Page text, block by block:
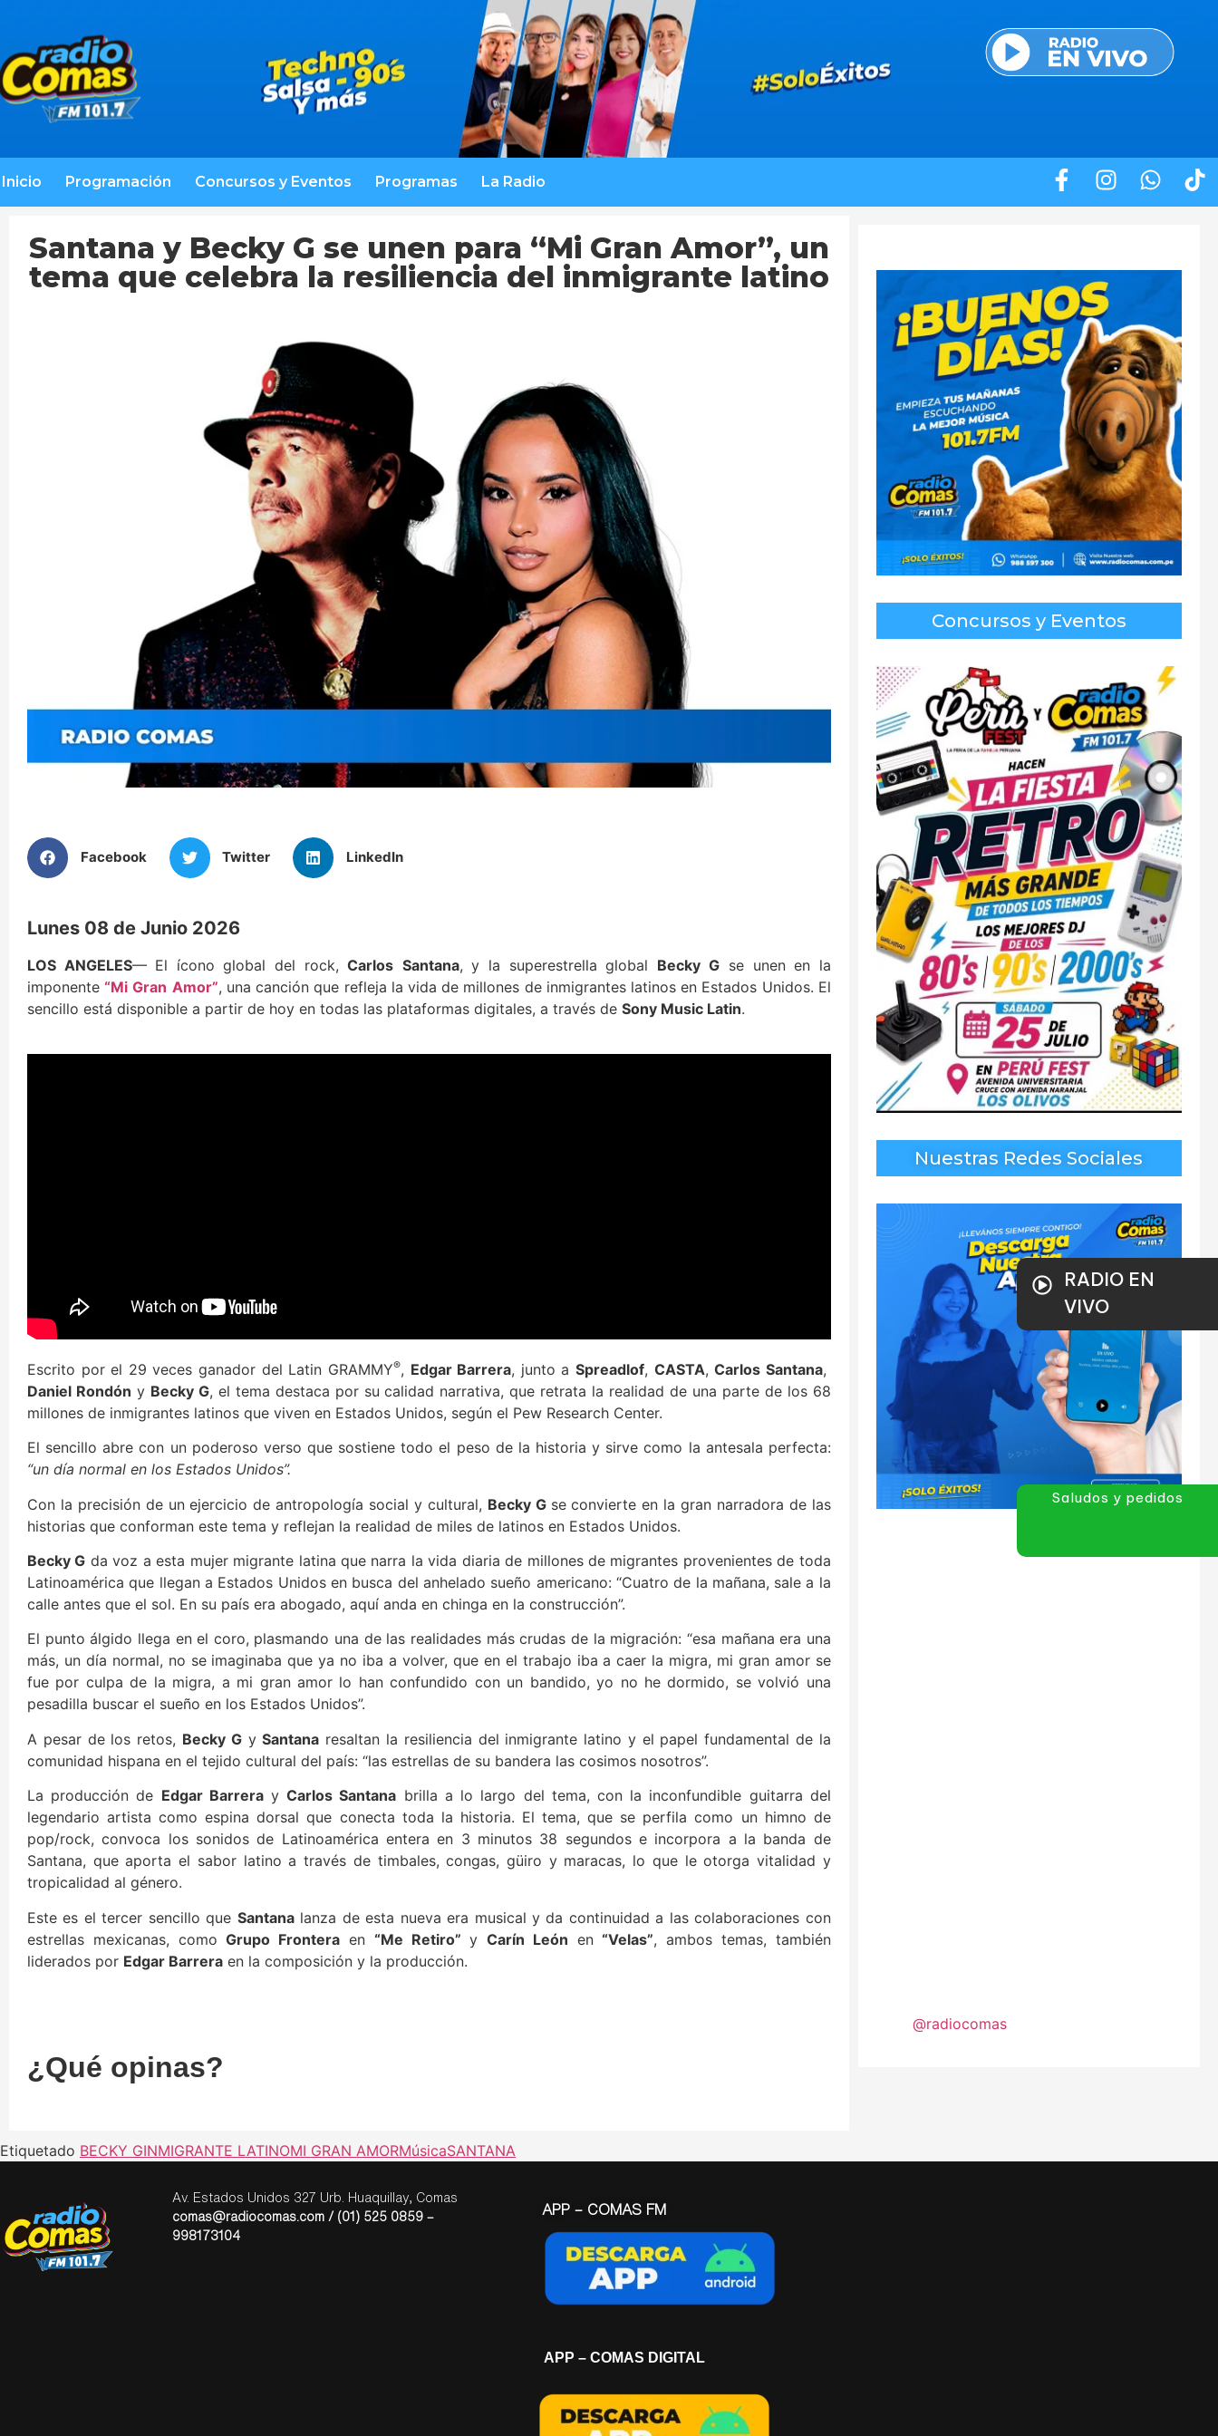
Inicio Programación Concursos y Eventos Programas La Radio
Santana y Becky G se unen para “Mi Gran Amor”, un
tema que celebra la resiliencia del inmigrante latino
Facebook Twitter LinkedIn
Lunes 08 de Junio 2026
LOS ANGELES— El ícono global del rock,Carlos Santana, y la superestrella global Becky G se unen en la
imponente“Mi Gran Amor”, una canción que refleja la vida de millones de inmigrantes latinos en Estados Unidos. El
sencillo está disponible a partir de hoy en todas las plataformas digitales, a través de Sony Music Latin.
Escrito por el 29 veces ganador del Latin GRAMMY®, Edgar Barrera, junto a Spreadlof, CASTA,Carlos Santana,
Daniel Rondón y Becky G, el tema destaca por su calidad narrativa, que retrata la realidad de una parte de los 68
millones de inmigrantes latinos que viven en Estados Unidos, según el Pew Research Center.
El sencillo abre con un poderoso verso que sostiene todo el peso de la historia y sirve como la antesala perfecta:
“un día normal en los Estados Unidos”.
Con la precisión de un ejercicio de antropología social y cultural, Becky G se convierte en la gran narradora de las
historias que conforman este tema y reflejan la realidad de miles de latinos en Estados Unidos.
Becky G da voz a esta mujer migrante latina que narra la vida diaria de millones de migrantes provenientes de toda
Latinoamérica que llegan a Estados Unidos en busca del anhelado sueño americano: “Cuatro de la mañana, sale a la
calle antes que el sol. En su país era abogado, aquí anda en chinga en la construcción”.
El punto álgido llega en el coro, plasmando una de las realidades más crudas de la migración: “esa mañana era una
más, un día normal, no se imaginaba que ya no iba a volver, que en el trabajo iba a caer la migra, mi gran amor se
fue por culpa de la migra, a mi gran amor lo han confundido con un bandido, yo no he dormido, se volvió una
pesadilla buscar el sueño en los Estados Unidos”.
A pesar de los retos, Becky GySantana resaltan la resiliencia del inmigrante latino y el papel fundamental de la
comunidad hispana en el tejido cultural del país: “las estrellas de su bandera las cosimos nosotros”.
La producción de Edgar BarrerayCarlos Santana brilla a lo largo del tema, con la inconfundible guitarra del
legendario artista como espina dorsal que conecta toda la historia. El tema, que se perfila como un himno de
pop/rock, convoca los sonidos de Latinoamérica entera en 3 minutos 38 segundos e incorpora a la banda de
Santana, que aporta el sabor latino a través de timbales, congas, güiro y maracas, lo que le otorga vitalidad y
tropicalidad al género.
Este es el tercer sencillo que Santanalanza de esta nueva era musical y da continuidad a las colaboraciones con
estrellas mexicanas, comoGrupo Frontera en “Me Retiro” yCarín León en“Velas”, ambos temas, también
liderados por Edgar Barrera en la composición y la producción.
¿Qué opinas?
Concursos y Eventos
Nuestras Redes Sociales
@radiocomas
Etiquetado BECKY GINMIGRANTE LATINOMI GRAN AMORMúsicaSANTANA
Av. Estados Unidos 327 Urb. Huaquillay, Comas
comas@radiocomas.com / (01) 525 0859 –
998173104
APP – COMAS FM
APP – COMAS DIGITAL
RADIO EN
VIVO
Saludos y pedidos